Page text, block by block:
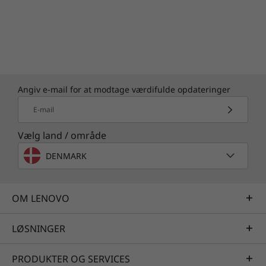
Angiv e-mail for at modtage værdifulde opdateringer
E-mail
Vælg land / område
DENMARK
OM LENOVO
LØSNINGER
PRODUKTER OG SERVICES